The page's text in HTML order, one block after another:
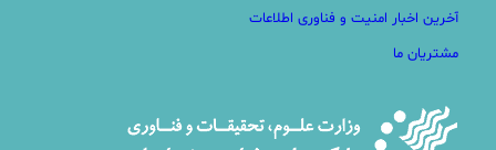
آخرین اخبار امنیت و فناوری اطلاعات
مشتریان ما